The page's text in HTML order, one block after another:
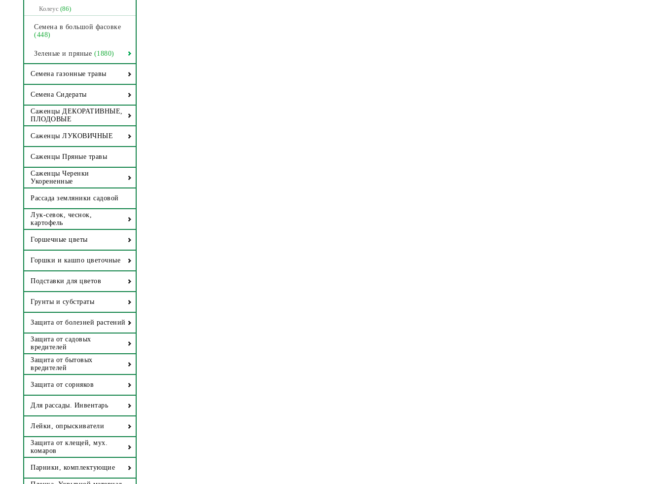
Колеус (86)
Семена в большой фасовке
(448)
Зеленые и пряные (1880)
Семена газонные травы
Семена Сидераты
Саженцы ДЕКОРАТИВНЫЕ,
ПЛОДОВЫЕ
Саженцы ЛУКОВИЧНЫЕ
Саженцы Пряные травы
Саженцы Черенки
Укорененные
Рассада земляники садовой
Лук-севок, чеснок,
картофель
Горшечные цветы
Горшки и кашпо цветочные
Подставки для цветов
Грунты и субстраты
Защита от болезней растений
Защита от садовых
вредителей
Защита от бытовых
вредителей
Защита от сорняков
Для рассады. Инвентарь
Лейки, опрыскиватели
Защита от клещей, мух.
комаров
Парники, комплектующие